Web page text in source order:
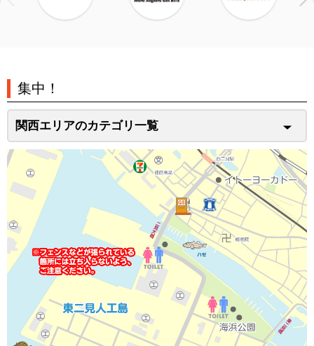
集中！
関西エリアのカテゴリ一覧